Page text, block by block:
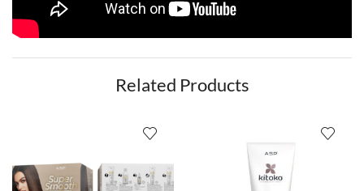
Related Products